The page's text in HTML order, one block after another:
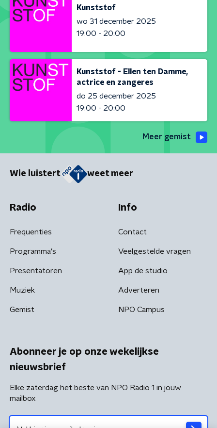
Kunststof
wo 31 december 2025
19:00 - 20:00
Kunststof - Ellen ten Damme,
actrice en zangeres
do 25 december 2025
19:00 - 20:00
Meer gemist
Wie luistert weet meer
Radio
Frequenties
Programma's
Presentatoren
Muziek
Gemist
Info
Contact
Veelgestelde vragen
App de studio
Adverteren
NPO Campus
Abonneer je op onze wekelijkse
nieuwsbrief
Elke zaterdag het beste van NPO Radio 1 in jouw
mailbox